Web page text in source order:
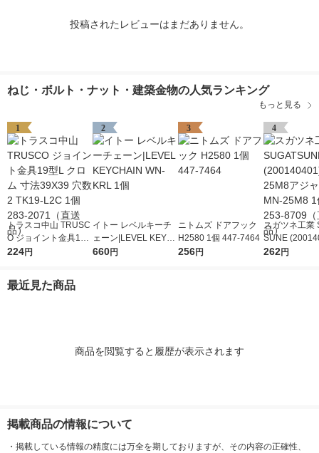
投稿されたレビューはまだありません。
ねじ・ボルト・ナット・建築金物の人気ランキング
もっと見る
1
トラスコ中山 TRUSC
O ジョイント金具19
型L クロム 寸法39X3
品）
224円
2
イトー レベルキーチ
ェーン|LEVEL KEYC
HAIN WN-KRL 1個
660円
3
ニトムズ ドアフック
H2580 1個 447-7464
256円
4
スガツネ工業
SUNE
Nー25M8ア
262円
最近見た商品
商品を閲覧すると履歴が表示されます
掲載商品の情報について
・ 掲載している情報の精度には万全を期しておりますが、その内容の正確性、